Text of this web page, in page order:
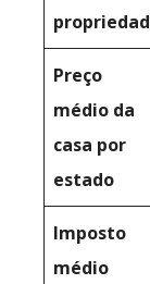
Preço
médio da
casa por
estado
Imposto
médio